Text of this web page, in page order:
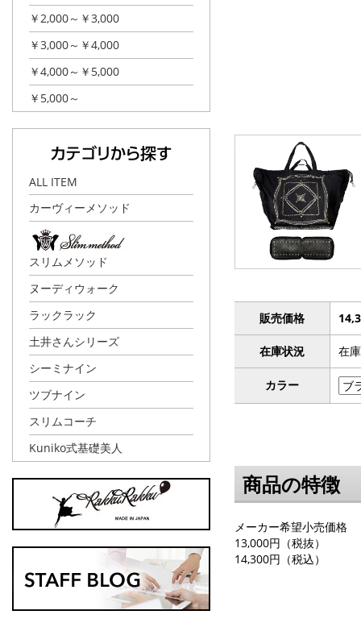
販売価格
在庫状況 在
カラー
商品の特徴
メーカー希望小売価格
13,000円（税抜）
14,300円（税込）
￥2,000～￥3,000
￥3,000～￥4,000
￥4,000～￥5,000
￥5,000～
ALL ITEM
カーヴィーメソッド
スリムメソッド
ヌーディウォーク
ラックラック
土井さんシリーズ
シーミナイン
ツブナイン
スリムコーチ
Kuniko式基礎美人